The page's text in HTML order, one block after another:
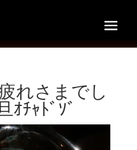
れさまでし
ｵﾁｬﾄﾞｿﾞ